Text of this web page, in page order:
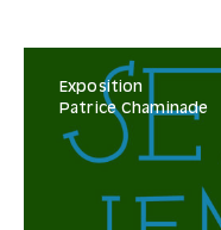
Exposition
Patrice Chaminade